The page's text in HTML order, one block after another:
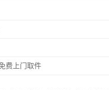
费上门取件